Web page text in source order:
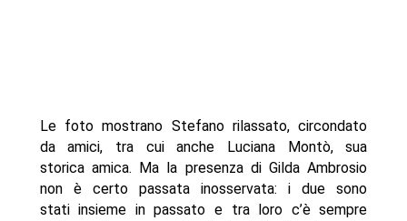
Le foto mostrano Stefano rilassato, circondato
da amici, tra cui anche Luciana Montò, sua
storica amica. Ma la presenza di Gilda Ambrosio
non è certo passata inosservata: i due sono
stati insieme in passato e tra loro c’è sempre